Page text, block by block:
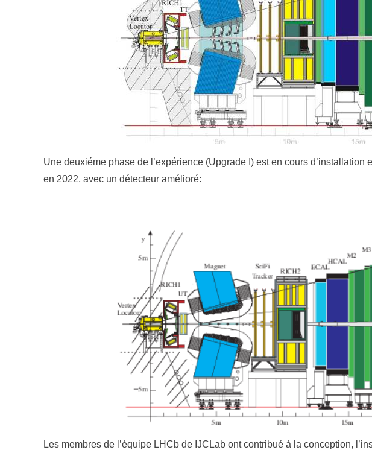
Une deuxiéme phase de l’expérience (Upgrade I) est en cours d’installation
en 2022, avec un détecteur amélioré:
Les membres de l’équipe LHCb de IJCLab ont contribué à la conception,